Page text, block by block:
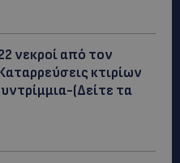
νεκροί από τον
κτιρίων
(Δείτε τα